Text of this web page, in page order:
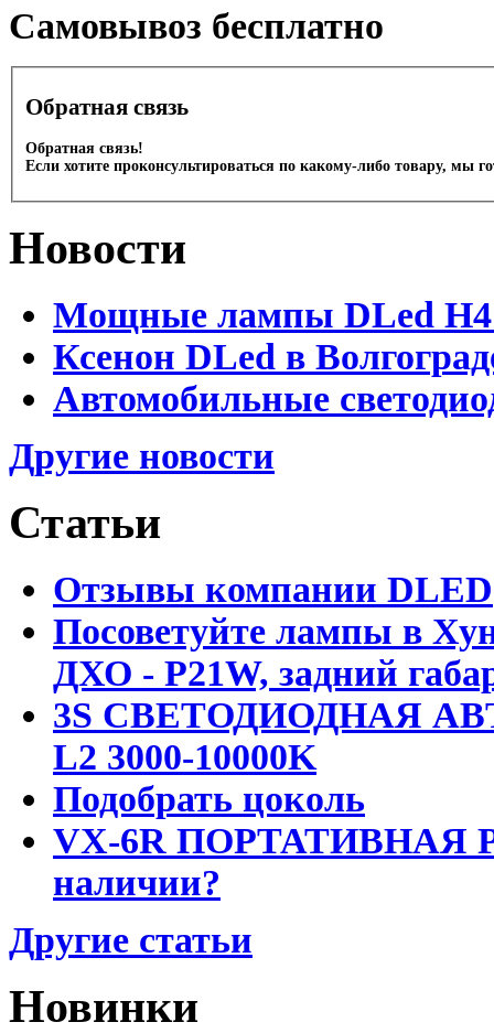
Cамовывоз бесплатно
Обратная связь
Обратная связь!
Если хотите проконсультироваться по какому-либо товару, мы
Новости
Мощные лампы DLed H4
Ксенон DLed в
Автомобильные
Другие новости
Статьи
Отзывы компании DLED
Посоветуйте лампы в
ДХО - P21W, задний
3S СВЕТОДИОДНАЯ
L2 3000-10000K
Подобрать цоколь
VX-6R ПОРТАТИВНАЯ
наличии?
Другие статьи
Новинки